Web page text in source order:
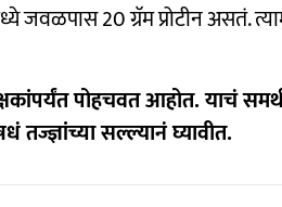
जवळपास 20 ग्रॅम प्रोटीन असतं.
पोहचवत आहोत. याचं
सल्ल्यानं घ्यावीत.